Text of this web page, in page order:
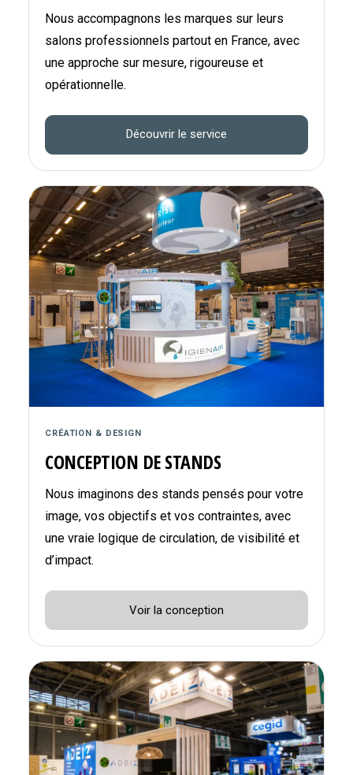
Nous accompagnons les marques sur leurs
salons professionnels partout en France, avec
une approche sur mesure, rigoureuse et
opérationnelle.
Découvrir le service
CRÉATION & DESIGN
CONCEPTION DE STANDS
Nous imaginons des stands pensés pour votre
image, vos objectifs et vos contraintes, avec
une vraie logique de circulation, de visibilité et
d’impact.
Voir la conception